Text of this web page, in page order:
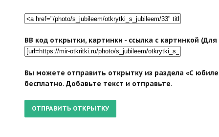
BB код открытки, картинки - ссылка с картинкой
Вы можете отправить открытку из раздела «С
бесплатно. Добавьте текст и отправьте.